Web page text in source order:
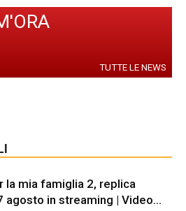
TUTTE LE NEWS
la mia famiglia 2, replica
agosto in streaming | Video...